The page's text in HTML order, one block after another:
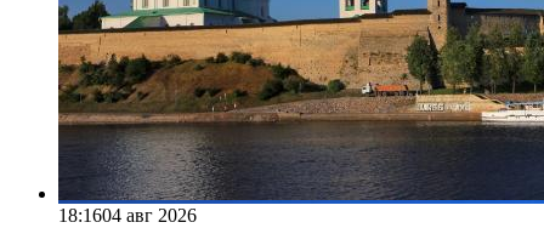
18:1604 авг 2026